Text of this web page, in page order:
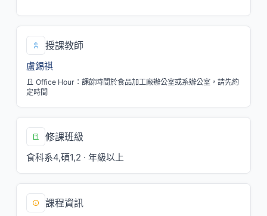
授課教師
盧錫祺
Office Hour：課餘時間於食品加工廠辦公室或系辦公室，請先約
定時間
修課班級
食科系4,碩1,2 · 年級以上
課程資訊